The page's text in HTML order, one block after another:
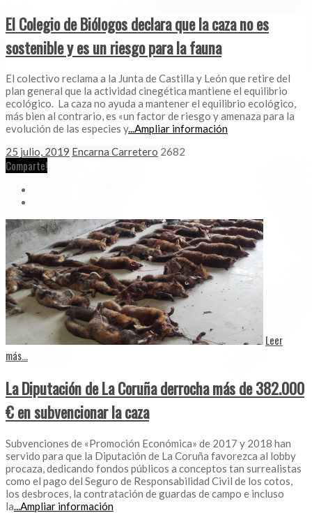
El Colegio de Biólogos declara que la caza no es
sostenible y es un riesgo para la fauna
El colectivo reclama a la Junta de Castilla y León que retire del
plan general que la actividad cinegética mantiene el equilibrio
ecológico. La caza no ayuda a mantener el equilibrio ecológico,
más bien al contrario, es «un factor de riesgo y amenaza para la
evolución de las especies y...Ampliar información
25 julio, 2019 Encarna Carretero 2682
Comparte!
Leer
más...
La Diputación de La Coruña derrocha más de 382.000
€ en subvencionar la caza
Subvenciones de «Promoción Económica» de 2017 y 2018 han
servido para que la Diputación de La Coruña favorezca al lobby
procaza, dedicando fondos públicos a conceptos tan surrealistas
como el pago del Seguro de Responsabilidad Civil de los cotos,
los desbroces, la contratación de guardas de campo e incluso
la...Ampliar información